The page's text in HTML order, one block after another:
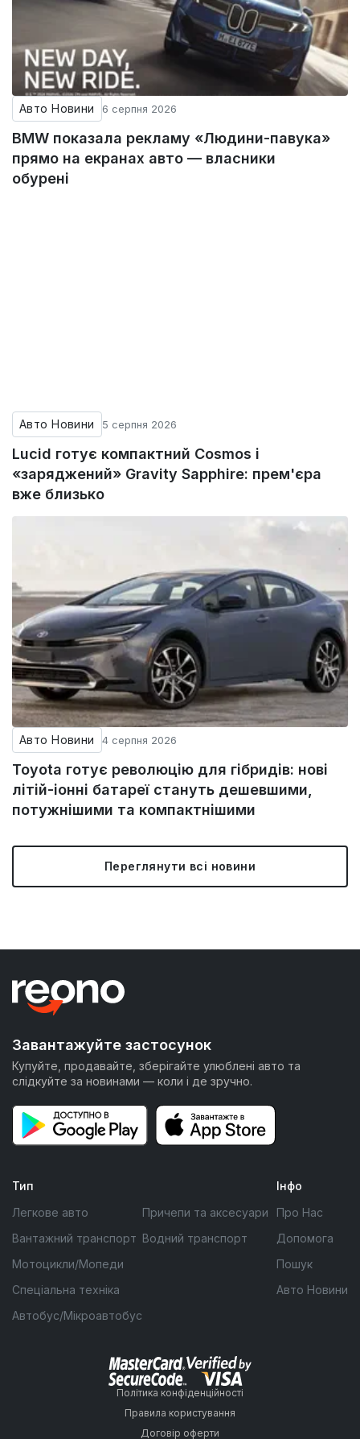
Авто Новини 6 серпня 2026
BMW показала рекламу «Людини-павука»
прямо на екранах авто — власники
обурені
Авто Новини 5 серпня 2026
Lucid готує компактний Cosmos і
«заряджений» Gravity Sapphire: прем'єра
вже близько
Авто Новини 4 серпня 2026
Toyota готує революцію для гібридів: нові
літій-іонні батареї стануть дешевшими,
потужнішими та компактнішими
Переглянути всі новини
Завантажуйте застосунок
Купуйте, продавайте, зберігайте улюблені авто та
слідкуйте за новинами — коли і де зручно.
Тип
Легкове авто
Вантажний транспорт
Мотоцикли/Мопеди
Спеціальна техніка
Автобус/Мікроавтобус
Причепи та аксесуари
Водний транспорт
Інфо
Про Нас
Допомога
Пошук
Авто Новини
Політика конфіденційності
Правила користування
Договір оферти